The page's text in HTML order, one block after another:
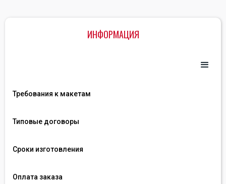
ИНФОРМАЦИЯ
Требования к макетам
Типовые договоры
Сроки изготовления
Оплата заказа